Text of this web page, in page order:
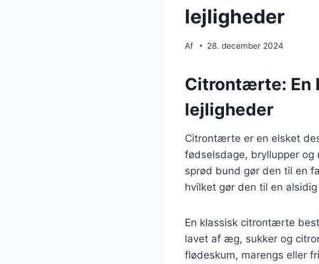
lejligheder
Af 28. december 2024
Citrontærte: En
lejligheder
Citrontærte er en elsket
fødselsdage, bryllupper og
sprød bund gør den til en
hvilket gør den til en
En klassisk citrontærte
lavet af æg, sukker og
flødeskum, marengs eller